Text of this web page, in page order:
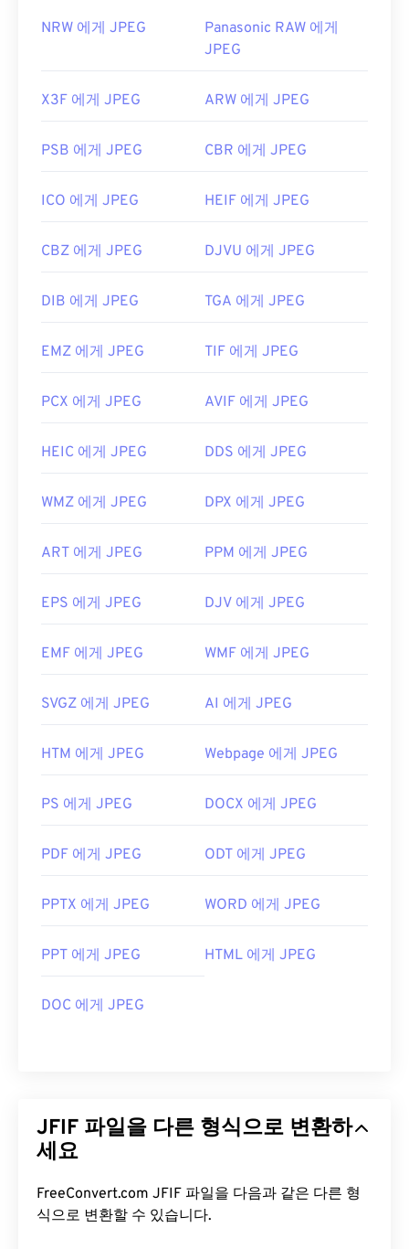
NRW 에게 JPEG
Panasonic RAW 에게
JPEG
X3F 에게 JPEG ARW 에게 JPEG
PSB 에게 JPEG CBR 에게 JPEG
ICO 에게 JPEG HEIF 에게 JPEG
CBZ 에게 JPEG DJVU 에게 JPEG
DIB 에게 JPEG TGA 에게 JPEG
EMZ 에게 JPEG TIF 에게 JPEG
PCX 에게 JPEG AVIF 에게 JPEG
HEIC 에게 JPEG DDS 에게 JPEG
WMZ 에게 JPEG DPX 에게 JPEG
ART 에게 JPEG PPM 에게 JPEG
EPS 에게 JPEG DJV 에게 JPEG
EMF 에게 JPEG WMF 에게 JPEG
SVGZ 에게 JPEG AI 에게 JPEG
HTM 에게 JPEG Webpage 에게 JPEG
PS 에게 JPEG DOCX 에게 JPEG
PDF 에게 JPEG ODT 에게 JPEG
PPTX 에게 JPEG WORD 에게 JPEG
PPT 에게 JPEG HTML 에게 JPEG
DOC 에게 JPEG
JFIF 파일을 다른 형식으로 변환하
세요
FreeConvert.com JFIF 파일을 다음과 같은 다른 형
식으로 변환할 수 있습니다.